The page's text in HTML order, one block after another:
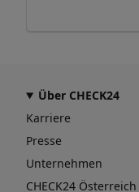
Über CHECK24
Karriere
Presse
Unternehmen
CHECK24 Österreich